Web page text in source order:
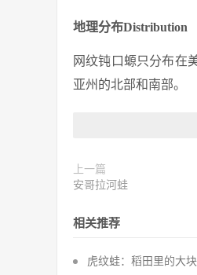
地理分布Distribution
网纹钝口螈只分布在
亚州的北部和南部。
上一篇
安哥拉河蛙
相关推荐
虎纹蛙：稻田里的大